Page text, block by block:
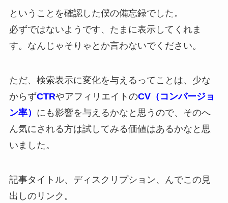
ということを確認した僕の備忘録でした。
必ずではないようです、たまに表示してくれま
す。なんじゃそりゃとか言わないでください。
ただ、検索表示に変化を与えるってことは、少な
からずCTRやアフィリエイトのCV（コンバージョ
ン率） にも影響を与えるかなと思うので、そのへ
ん気にされる方は試してみる価値はあるかなと思
いました。
記事タイトル、ディスクリプション、んでこの見
出しのリンク。